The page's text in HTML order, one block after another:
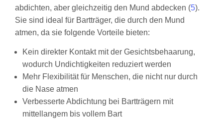
abdichten, aber gleichzeitig den Mund abdecken (5).
Sie sind ideal für Bartträger, die durch den Mund
atmen, da sie folgende Vorteile bieten:
Kein direkter Kontakt mit der Gesichtsbehaarung,
wodurch Undichtigkeiten reduziert werden
Mehr Flexibilität für Menschen, die nicht nur durch
die Nase atmen
Verbesserte Abdichtung bei Bartträgern mit
mittellangem bis vollem Bart